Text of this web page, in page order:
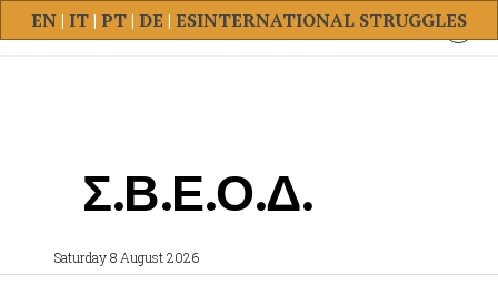
INTERNATIONAL STRUGGLES
EN| IT| PT| DE | ES
Σ.Β.Ε.Ο.Δ.
Saturday 8 August 2026